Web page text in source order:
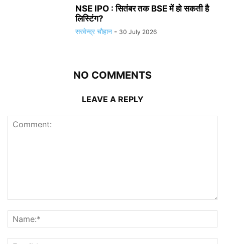
NSE IPO : सितंबर तक BSE में हो सकती है
लिस्टिंग?
सरवेन्द्र चौहान - 30 July 2026
NO COMMENTS
LEAVE A REPLY